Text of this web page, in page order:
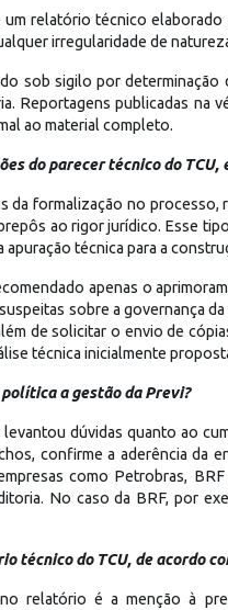
relatório técnico
irregularidade de
sob sigilo por
Reportagens publicadas
ao material completo.
do parecer técnico do
da formalização no
ao rigor jurídico. Esse
técnica para a
apenas o
sobre a governança
de solicitar o envio de
técnica inicialmente
a gestão da Previ?
dúvidas quanto ao
confirme a aderência da
como Petrobras,
No caso da BRF, por
técnico do TCU, de acordo
relatório é a menção à